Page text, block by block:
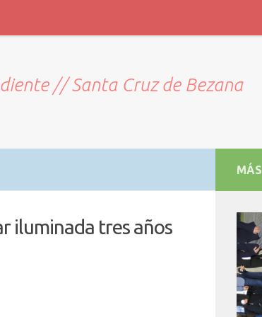
// Santa Cruz de Bezana
iluminada tres años
MÁS